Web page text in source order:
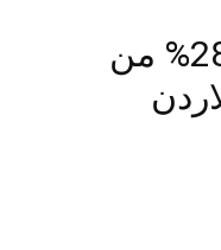
الحسين للسرطان: 28% من